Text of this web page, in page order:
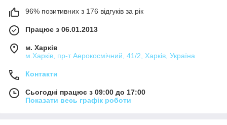
96% позитивних з 176 відгуків за рік
Працює з 06.01.2013
м. Харків
м.Харків, пр-т Аерокосмічний, 41/2, Харків, Україна
Контакти
Сьогодні працює з 09:00 до 17:00
Показати весь графік роботи